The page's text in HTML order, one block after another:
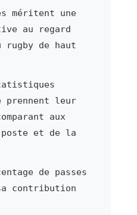
méritent une
au regard
rugby de haut
prennent leur
aux
et de la
de passes
contribution